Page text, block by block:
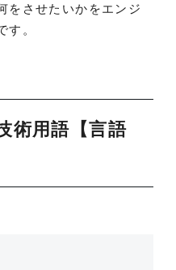
をさせたいかをエンジ
す。
術用語【言語